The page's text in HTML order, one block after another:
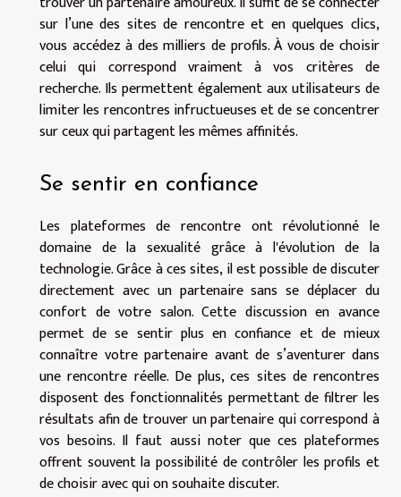
sur l’une des sites de rencontre et en quelques clics,
vous accédez à des milliers de profils. À vous de choisir
celui qui correspond vraiment à vos critères de
recherche. Ils permettent également aux utilisateurs de
limiter les rencontres infructueuses et de se concentrer
sur ceux qui partagent les mêmes affinités.
Se sentir en confiance
Les plateformes de rencontre ont révolutionné le
domaine de la sexualité grâce à l'évolution de la
technologie. Grâce à ces sites, il est possible de discuter
directement avec un partenaire sans se déplacer du
confort de votre salon. Cette discussion en avance
permet de se sentir plus en confiance et de mieux
connaître votre partenaire avant de s’aventurer dans
une rencontre réelle. De plus, ces sites de rencontres
disposent des fonctionnalités permettant de filtrer les
résultats afin de trouver un partenaire qui correspond à
vos besoins. Il faut aussi noter que ces plateformes
offrent souvent la possibilité de contrôler les profils et
de choisir avec qui on souhaite discuter.